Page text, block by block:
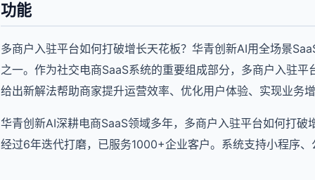
功能
多商户入驻平台如何打破增长天花板？华青创新AI用全场景
之一。作为社交电商SaaS系统的重要组成部分，多商户入驻
给出新解法帮助商家提升运营效率、优化用户体验、实现业务增
华青创新AI深耕电商SaaS领域多年，多商户入驻平台如何打
经过6年迭代打磨，已服务1000+企业客户。系统支持小程序、